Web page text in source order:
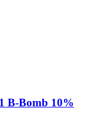
B-​Bomb 10%